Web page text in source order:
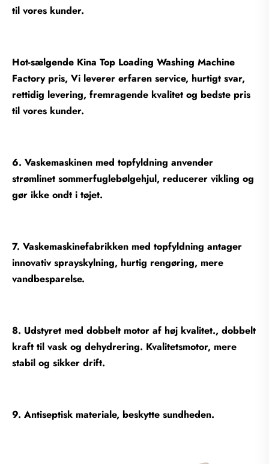
til vores kunder.
Hot-sælgende Kina Top Loading Washing Machine
Factory pris, Vi leverer erfaren service, hurtigt svar,
rettidig levering, fremragende kvalitet og bedste pris
til vores kunder.
6. Vaskemaskinen med topfyldning anvender
strømlinet sommerfuglebølgehjul, reducerer vikling og
gør ikke ondt i tøjet.
7. Vaskemaskinefabrikken med topfyldning antager
innovativ sprayskylning, hurtig rengøring, mere
vandbesparelse.
8. Udstyret med dobbelt motor af høj kvalitet., dobbelt
kraft til vask og dehydrering. Kvalitetsmotor, mere
stabil og sikker drift.
9. Antiseptisk materiale, beskytte sundheden.